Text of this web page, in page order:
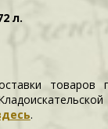
л.
.